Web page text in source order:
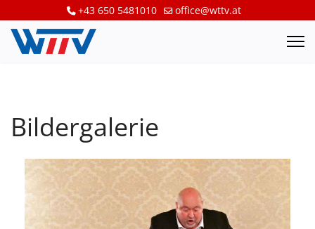
+43 650 5481010 office@wttv.at
Bildergalerie